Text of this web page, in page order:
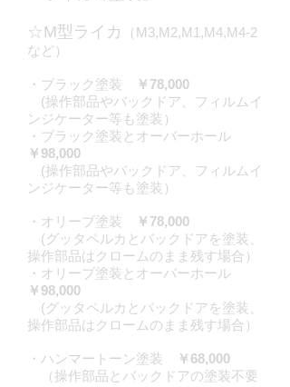
☆M型ライカ
（M3,M2,M1,M4,M4-2
など）
・ブラック塗装
￥78,000
(操作部品やバックドア、フィルムイ
ンジケーター等も塗装）
・ブラック塗装とオーバーホール
￥98,000
(操作部品やバックドア、フィルムイ
ンジケーター等も塗装）
・オリーブ塗装
￥78,000
(グッタペルカとバックドアを塗装、
操作部品はクロームのまま残す場合）
・オリーブ塗装とオーバーホール
￥98,000
(グッタペルカとバックドアを塗装、
操作部品はクロームのまま残す場合）
・ハンマートーン塗装
￥68,000
（操作部品とバックドアの塗装不要